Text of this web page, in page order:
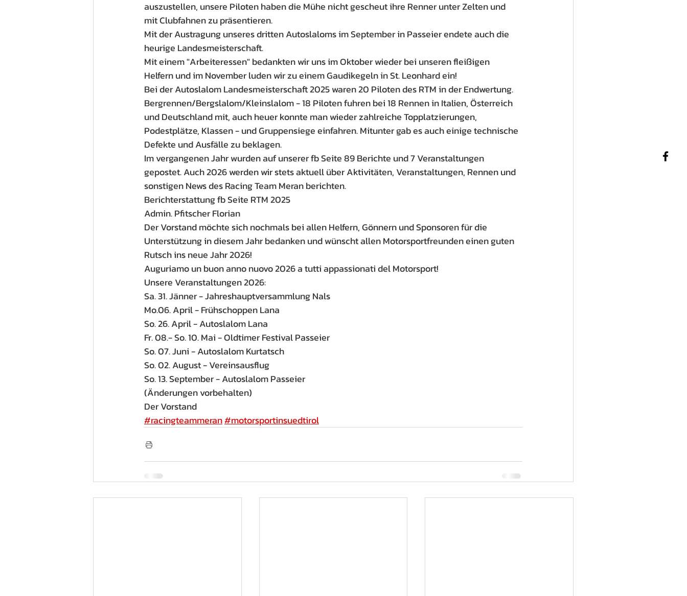
auszustellen, unsere Piloten haben die Mühe nicht gescheut ihre Renner unter Zelten und
mit Clubfahnen zu präsentieren.
Mit der Austragung unseres dritten Autoslaloms im September in Passeier endete auch die
heurige Landesmeisterschaft.
Mit einem "Arbeiteressen" bedankten wir uns im Oktober wieder bei unseren fleißigen
Helfern und im November luden wir zu einem Gaudikegeln in St. Leonhard ein!
Bei der Autoslalom Landesmeisterschaft 2025 waren 20 Piloten des RTM in der Endwertung.
Bergrennen/Bergslalom/Kleinslalom - 18 Piloten fuhren bei 18 Rennen in Italien, Österreich
und Deutschland mit, auch heuer konnte man wieder zahlreiche Topplatzierungen,
Podestplätze, Klassen - und Gruppensiege einfahren. Mitunter gab es auch einige technische
Defekte und Ausfälle zu beklagen.
Im vergangenen Jahr wurden auf unserer fb Seite 89 Berichte und 7 Veranstaltungen
gepostet. Auch 2026 werden wir stets aktuell über Aktivitäten, Veranstaltungen, Rennen und
sonstigen News des Racing Team Meran berichten.
Berichterstattung fb Seite RTM 2025
Admin. Pfitscher Florian
Der Vorstand möchte sich nochmals bei allen Helfern, Gönnern und Sponsoren für die
Unterstützung in diesem Jahr bedanken und wünscht allen Motorsportfreunden einen guten
Rutsch ins neue Jahr 2026!
Auguriamo un buon anno nuovo 2026 a tutti appassionati del Motorsport!
Unsere Veranstaltungen 2026:
Sa. 31. Jänner - Jahreshauptversammlung Nals
Mo.06. April - Frühschoppen Lana
So. 26. April - Autoslalom Lana
Fr. 08.- So. 10. Mai - Oldtimer Festival Passeier
So. 07. Juni - Autoslalom Kurtatsch
So. 02. August - Vereinsausflug
So. 13. September - Autoslalom Passeier
(Änderungen vorbehalten)
Der Vorstand
#racingteammeran#motorsportinsuedtirol